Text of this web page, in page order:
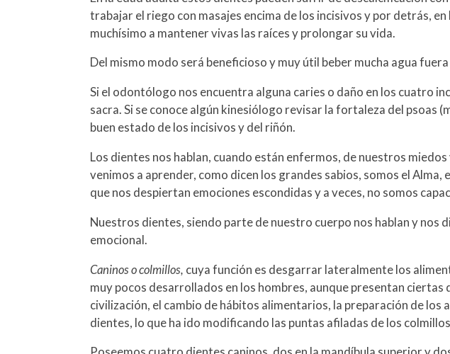
trabajar el riego con masajes encima de los incisivos y por detrás,
muchísimo a mantener vivas las raíces y prolongar su vida.
Del mismo modo será beneficioso y muy útil beber mucha agua
Si el odontólogo nos encuentra alguna caries o daño en los cuatro
sacra. Si se conoce algún kinesiólogo revisar la fortaleza del psoas
buen estado de los incisivos y del riñón.
Los dientes nos hablan, cuando están enfermos, de nuestros
venimos a aprender, como dicen los grandes sabios, somos el
que nos despiertan emociones escondidas y a veces, no somos
Nuestros dientes, siendo parte de nuestro cuerpo nos hablan y nos
emocional.
Caninos o colmillos, cuya función es desgarrar lateralmente los
muy pocos desarrollados en los hombres, aunque presentan
civilización, el cambio de hábitos alimentarios, la preparación de
dientes, lo que ha ido modificando las puntas afiladas de los